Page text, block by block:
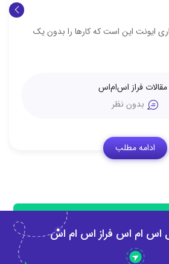
تعداد فروشگاه‌های آنلاین لوازم آرایشی
اس ام اس فراز اس ام اس